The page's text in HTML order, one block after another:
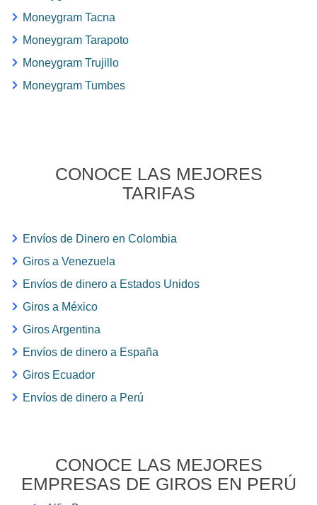
Moneygram Tacna
Moneygram Tarapoto
Moneygram Trujillo
Moneygram Tumbes
CONOCE LAS MEJORES
TARIFAS
Envíos de Dinero en Colombia
Giros a Venezuela
Envíos de dinero a Estados Unidos
Giros a México
Giros Argentina
Envíos de dinero a España
Giros Ecuador
Envíos de dinero a Perú
CONOCE LAS MEJORES
EMPRESAS DE GIROS EN PERÚ